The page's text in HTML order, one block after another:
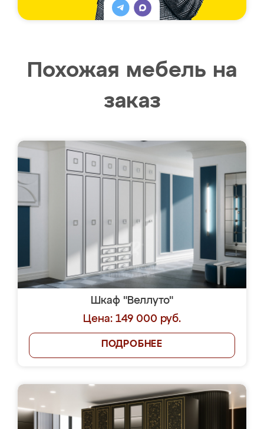
Похожая мебель на
заказ
Шкаф "Веллуто"
Цена: 149 000 руб.
ПОДРОБНЕЕ